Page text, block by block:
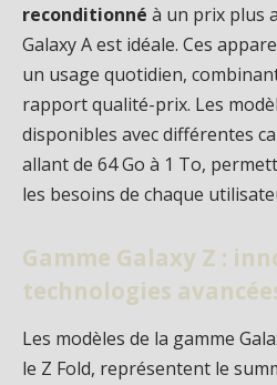
reconditionné à un prix plus
Galaxy A est idéale. Ces
un usage quotidien,
rapport qualité-prix. Les
disponibles avec différentes
allant de 64 Go à 1 To,
les besoins de chaque
Gamme Galaxy Z :
technologies
Les modèles de la gamme
le Z Fold, représentent le